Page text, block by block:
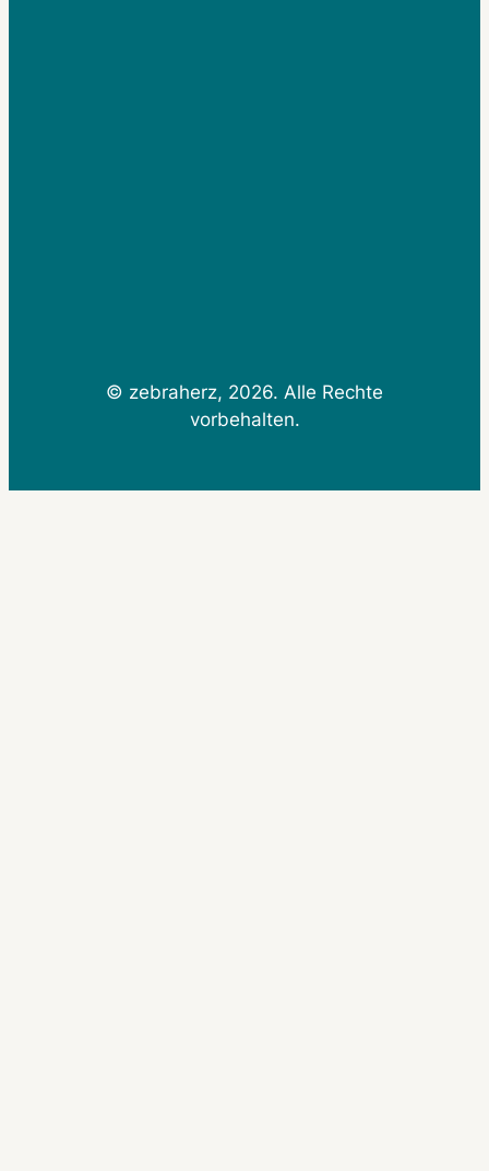
© zebraherz, 2026. Alle Rechte
vorbehalten.